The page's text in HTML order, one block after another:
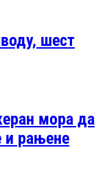
шест
мора да
и рањене